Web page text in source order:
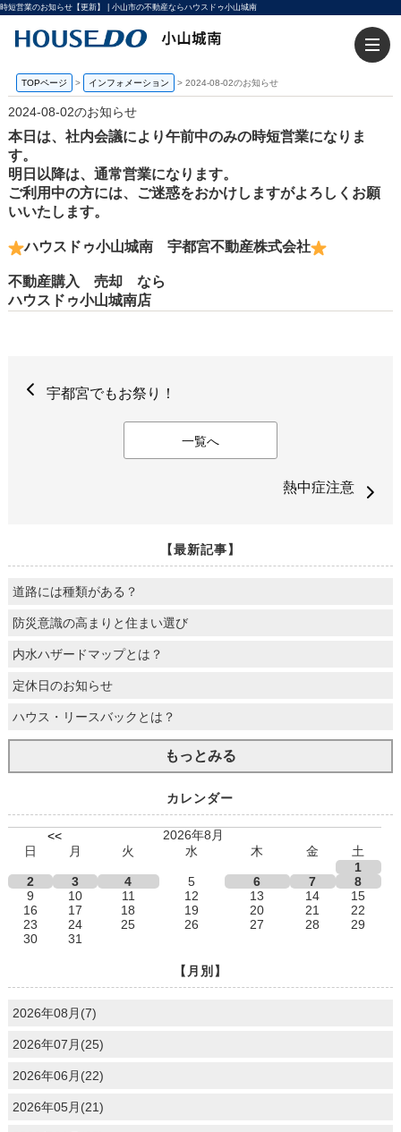
時短営業のお知らせ【更新】 | 小山市の不動産ならハウスドゥ小山城南
TOPページ > インフォメーション > 2024-08-02のお知らせ
2024-08-02のお知らせ
本日は、社内会議により午前中のみの時短営業になりま
す。
明日以降は、通常営業になります。
ご利用中の方には、ご迷惑をおかけしますがよろしくお願
いいたします。
ハウスドゥ小山城南 宇都宮不動産株式会社
不動産購入 売却 なら
ハウスドゥ小山城南店
​​​​​宇都宮でもお祭り！
一覧へ
熱中症注意
【最新記事】
道路には種類がある？
防災意識の高まりと住まい選び
内水ハザードマップとは？
定休日のお知らせ
ハウス・リースバックとは？
もっとみる
カレンダー
<<
2026年8月
日
月 火 水 木 金
土
1
2
3 4 5 6 7
8
9
10 11 12 13 14
15
16
17 18 19 20 21
22
23
24 25 26 27 28
29
30
31
【月別】
2026年08月(7)
2026年07月(25)
2026年06月(22)
2026年05月(21)